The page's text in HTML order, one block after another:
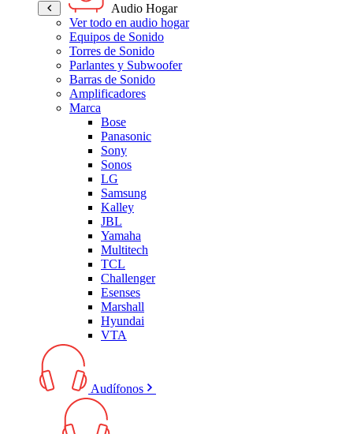
Audio Hogar
Ver todo en audio hogar
Equipos de Sonido
Torres de Sonido
Parlantes y Subwoofer
Barras de Sonido
Amplificadores
Marca
Bose
Panasonic
Sony
Sonos
LG
Samsung
Kalley
JBL
Yamaha
Multitech
TCL
Challenger
Esenses
Marshall
Hyundai
VTA
Audífonos